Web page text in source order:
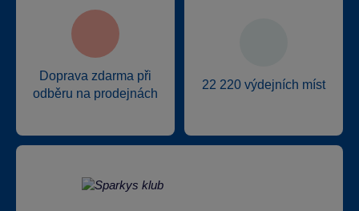
Doprava zdarma při
odběru na prodejnách
22 220 výdejních míst